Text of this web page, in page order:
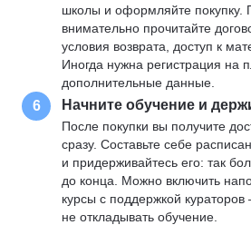
школы и оформляйте покупку.
внимательно прочитайте
условия возврата, доступ к
Иногда нужна регистрация на
дополнительные данные.
6 Начните обучение и
После покупки вы получите
сразу. Составьте себе
и придерживайтесь его: так
до конца. Можно включить
курсы с поддержкой
не откладывать обучение.